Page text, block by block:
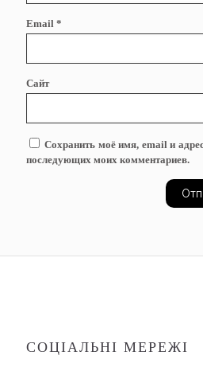
Email *
Сайт
Сохранить моё имя, email и
последующих моих комментариев.
СОЦІАЛЬНІ МЕРЕЖІ